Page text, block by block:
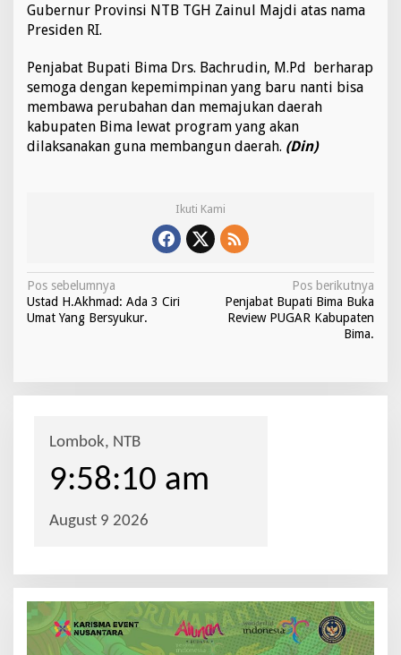
Gubernur Provinsi NTB TGH Zainul Majdi atas nama
Presiden RI.
Penjabat Bupati Bima Drs. Bachrudin, M.Pd berharap
semoga dengan kepemimpinan yang baru nanti bisa
membawa perubahan dan memajukan daerah
kabupaten Bima lewat program yang akan
dilaksanakan guna membangun daerah. (Din)
Ikuti Kami
N
a
g
Pos sebelumnya
Ustad H.Akhmad: Ada 3 Ciri
Umat Yang Bersyukur.
Pos berikutnya
Penjabat Bupati Bima Buka
Review PUGAR Kabupaten
Bima.